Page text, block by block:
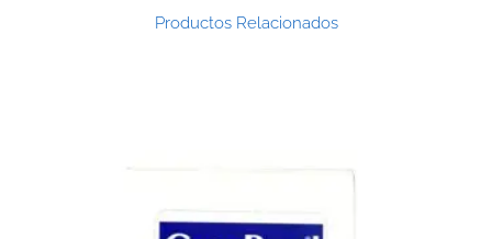
Productos Relacionados